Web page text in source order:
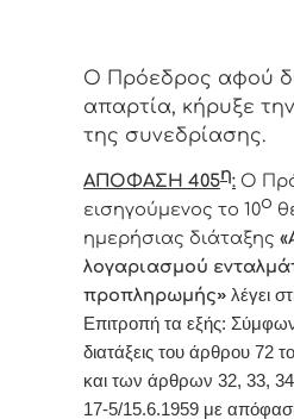
Ο Πρόεδρος αφού
απαρτία, κήρυξε
της συνεδρίασης.
ΑΠΟΦΑΣΗ 405η: Ο
εισηγούμενος το 10ο
ημερήσιας διάταξης
λογαριασμού
προπληρωμής» λέγει
Επιτροπή τα εξής:
διατάξεις του άρθρου 72
και των άρθρων 32, 33,
17-5/15.6.1959 με